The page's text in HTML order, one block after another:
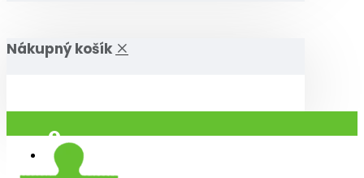
Nákupný košík
Prihlásiť